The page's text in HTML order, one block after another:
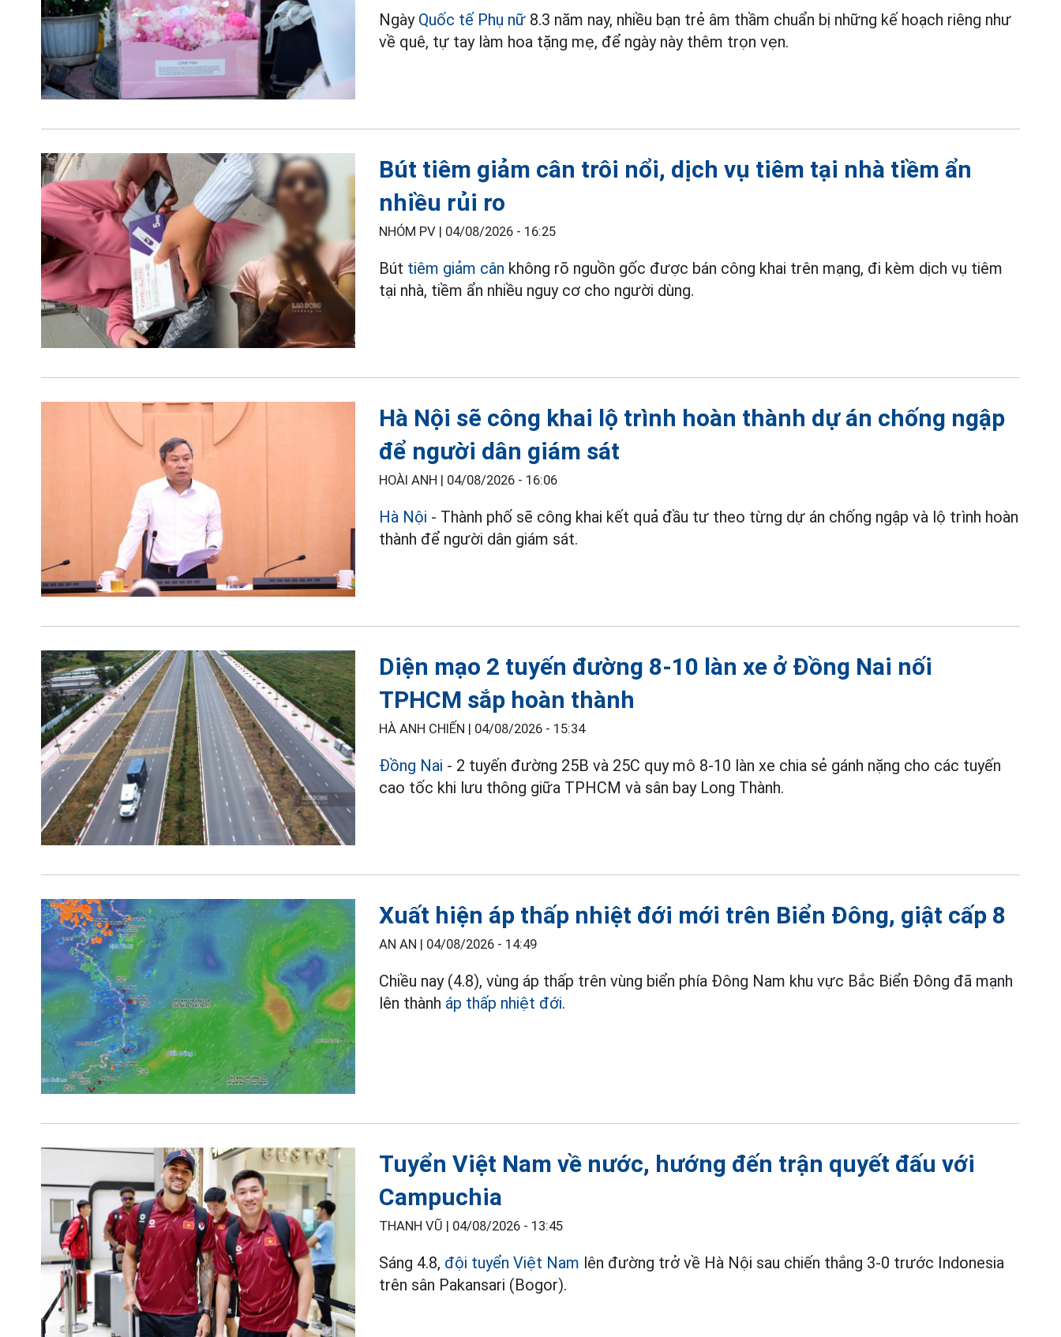
Ngày Quốc tế Phụ nữ 8.3 năm nay, nhiều bạn trẻ âm thầm chuẩn bị những kế hoạch riêng như
về quê, tự tay làm hoa tặng mẹ, để ngày này thêm trọn vẹn.
Bút tiêm giảm cân trôi nổi, dịch vụ tiêm tại nhà tiềm ẩn
nhiều rủi ro
NHÓM PV | 04/08/2026 - 16:25
Bút tiêm giảm cân không rõ nguồn gốc được bán công khai trên mạng, đi kèm dịch vụ tiêm
tại nhà, tiềm ẩn nhiều nguy cơ cho người dùng.
Hà Nội sẽ công khai lộ trình hoàn thành dự án chống ngập
để người dân giám sát
HOÀI ANH | 04/08/2026 - 16:06
Hà Nội - Thành phố sẽ công khai kết quả đầu tư theo từng dự án chống ngập và lộ trình hoàn
thành để người dân giám sát.
Diện mạo 2 tuyến đường 8-10 làn xe ở Đồng Nai nối
TPHCM sắp hoàn thành
HÀ ANH CHIẾN | 04/08/2026 - 15:34
Đồng Nai - 2 tuyến đường 25B và 25C quy mô 8-10 làn xe chia sẻ gánh nặng cho các tuyến
cao tốc khi lưu thông giữa TPHCM và sân bay Long Thành.
Xuất hiện áp thấp nhiệt đới mới trên Biển Đông, giật cấp 8
AN AN | 04/08/2026 - 14:49
Chiều nay (4.8), vùng áp thấp trên vùng biển phía Đông Nam khu vực Bắc Biển Đông đã mạnh
lên thành áp thấp nhiệt đới.
Tuyển Việt Nam về nước, hướng đến trận quyết đấu với
Campuchia
THANH VŨ | 04/08/2026 - 13:45
Sáng 4.8, đội tuyển Việt Nam lên đường trở về Hà Nội sau chiến thắng 3-0 trước Indonesia
trên sân Pakansari (Bogor).